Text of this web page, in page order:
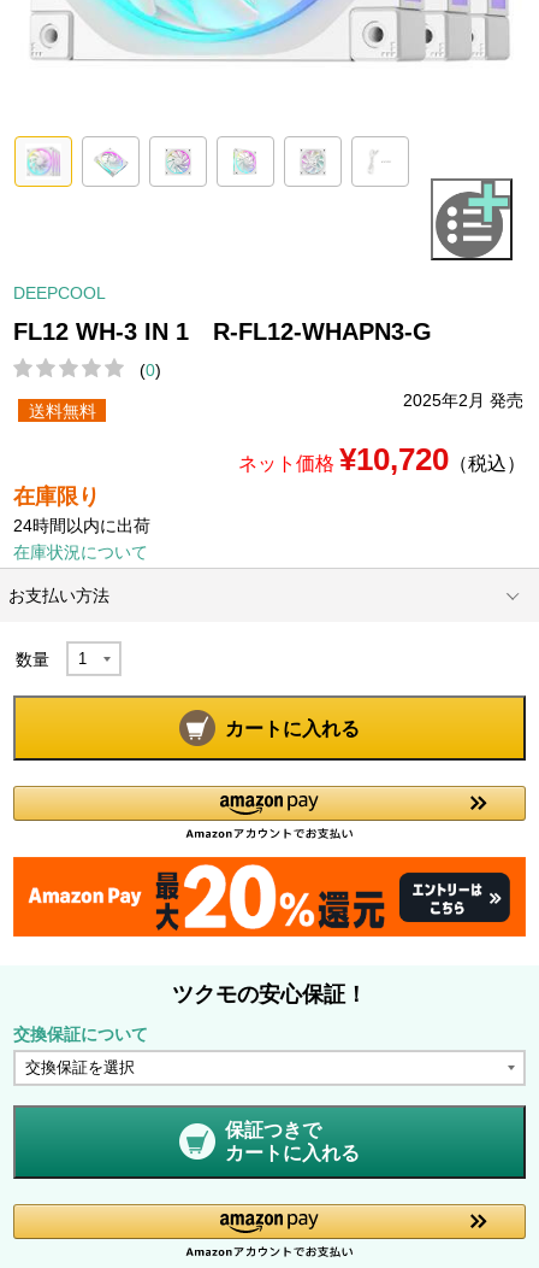
DEEPCOOL
FL12 WH-3 IN 1 R-FL12-WHAPN3-G
(0)
2025年2月 発売
送料無料
ネット価格 ¥10,720（税込）
在庫限り
24時間以内に出荷
在庫状況について
お支払い方法
数量
カートに入れる
ツクモの安心保証！
交換保証について
保証つきで
カートに入れる